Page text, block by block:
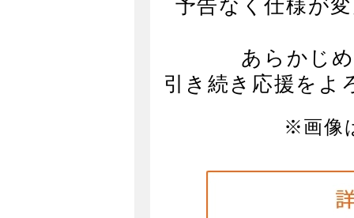
予告なく仕様が
あらかじ
引き続き応援をよ
※画像